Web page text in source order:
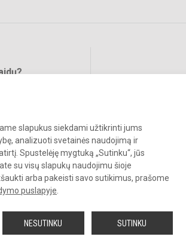
slapukus siekdami užtikrinti jums
analizuoti svetainės naudojimą ir
Spustelėję mygtuką „Sutinku“, jūs
su visų slapukų naudojimu šioje
arba pakeisti savo sutikimus, prašome
puslapyje
NESUTINKU SUTINKU
Visos teisės saugomos.
sutikimo griežtai draudžiama.